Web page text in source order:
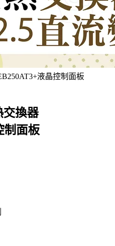
液晶控制面板
交換器
制面板